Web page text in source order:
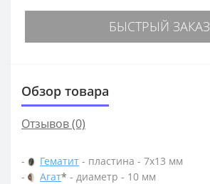
БЫСТРЫЙ ЗАКАЗ
Обзор товара
Отзывов (0)
- Гематит - пластина - 7х13 мм
-
Агат* - диаметр - 10 мм